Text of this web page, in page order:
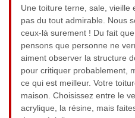
Une toiture terne, sale, vieille
pas du tout admirable. Nous
ceux-là surement ! Du fait
pensons que personne ne
aiment observer la structure
pour critiquer probablement,
ce qui est meilleur. Votre
maison. Choisissez entre le
acrylique, la résine, mais